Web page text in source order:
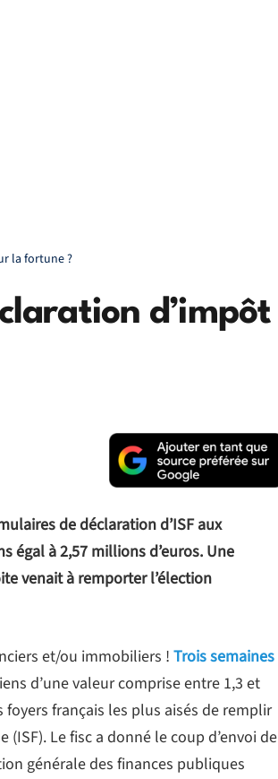
la fortune ?
d’impôt
de déclaration d’ISF aux
égal à 2,57 millions d’euros. Une
venait à remporter l’élection
et/ou immobiliers !Trois semaines
d’une valeur comprise entre 1,3 et
français les plus aisés de remplir
Le fisc a donné le coup d’envoi de
générale des finances publiques